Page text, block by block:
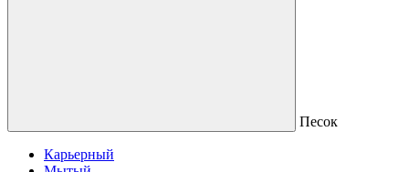
Песок
Карьерный